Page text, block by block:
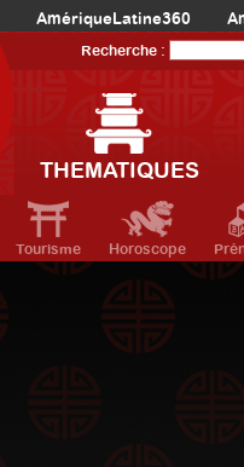
AmériqueLatine360
Recherche :
THEMATIQUES
Tourisme Horoscope